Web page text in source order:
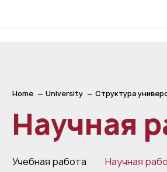
Home University Структура
Научная
Учебная работа Научная